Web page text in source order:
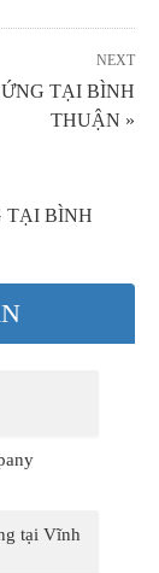
NEXT
TẠI BÌNH
THUẬN »
TẠI BÌNH
tại Vĩnh